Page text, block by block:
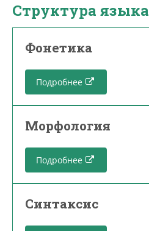
Структура языка
Фонетика
Подробнее
Морфология
Подробнее
Синтаксис